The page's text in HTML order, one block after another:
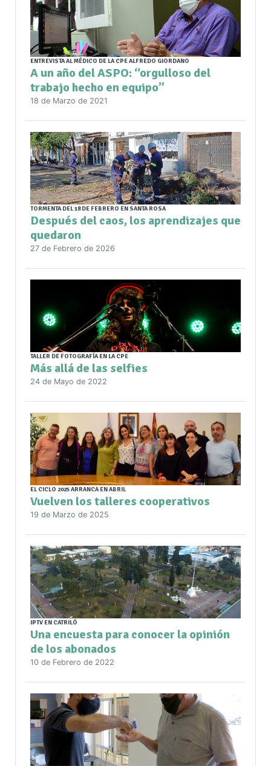
ENTREVISTA AL MÉDICO DE LA CPE ALFREDO GIORDANO
A un año del ASPO: “orgulloso del
trabajo hecho en equipo”
18 de Marzo de 2021
TORMENTA DEL 18 DE FEBRERO EN SANTA ROSA
Después del caos, los aprendizajes que
quedaron
27 de Febrero de 2026
TALLER DE FOTOGRAFÍA EN LA CPE
Más allá de las selfies
24 de Mayo de 2022
EL CICLO 2025 ARRANCA EN ABRIL
Vuelven los talleres cooperativos
19 de Marzo de 2025
IPTV EN CATRILÓ
Una encuesta para conocer la opinión
de los abonados
10 de Febrero de 2022